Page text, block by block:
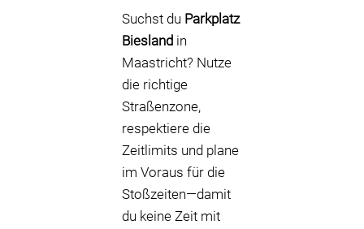
Suchst du Parkplatz
Biesland in
Maastricht? Nutze
die richtige
Straßenzone,
respektiere die
Zeitlimits und plane
im Voraus für die
Stoßzeiten—damit
du keine Zeit mit